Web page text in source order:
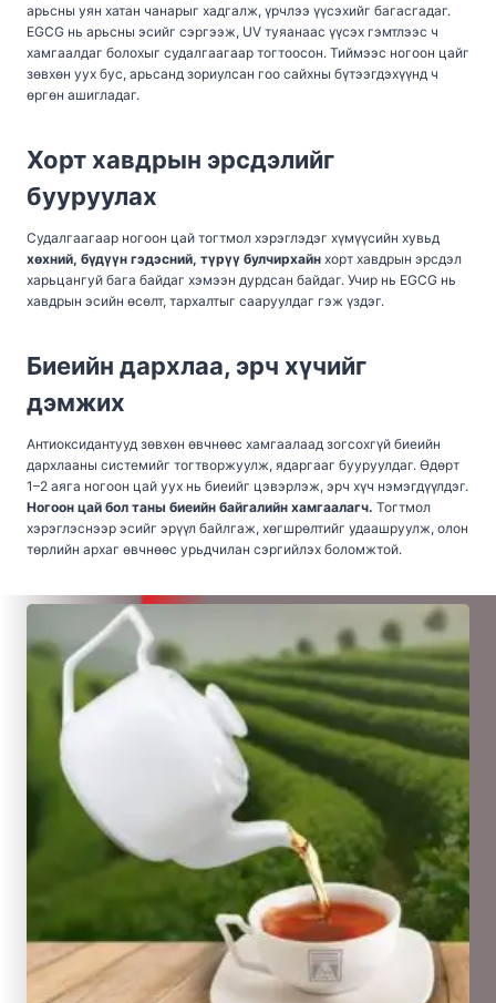
арьсны уян хатан чанарыг хадгалж, үрчлээ үүсэхийг багасгадаг.
EGCG нь арьсны эсийг сэргээж, UV туяанаас үүсэх гэмтлээс ч
хамгаалдаг болохыг судалгаагаар тогтоосон. Тиймээс ногоон цайг
зөвхөн уух бус, арьсанд зориулсан гоо сайхны бүтээгдэхүүнд ч
өргөн ашигладаг.
Хорт хавдрын эрсдэлийг
бууруулах
Судалгаагаар ногоон цай тогтмол хэрэглэдэг хүмүүсийн хувьд
хөхний, бүдүүн гэдэсний, түрүү булчирхайн хорт хавдрын эрсдэл
харьцангуй бага байдаг хэмээн дурдсан байдаг. Учир нь EGCG нь
хавдрын эсийн өсөлт, тархалтыг сааруулдаг гэж үздэг.
Биеийн дархлаа, эрч хүчийг
дэмжих
Антиоксидантууд зөвхөн өвчнөөс хамгаалаад зогсохгүй биеийн
дархлааны системийг тогтворжуулж, ядаргааг бууруулдаг. Өдөрт
1–2 аяга ногоон цай уух нь биеийг цэвэрлэж, эрч хүч нэмэгдүүлдэг.
Ногоон цай бол таны биеийн байгалийн хамгаалагч. Тогтмол
хэрэглэснээр эсийг эрүүл байлгаж, хөгшрөлтийг удаашруулж, олон
төрлийн архаг өвчнөөс урьдчилан сэргийлэх боломжтой.